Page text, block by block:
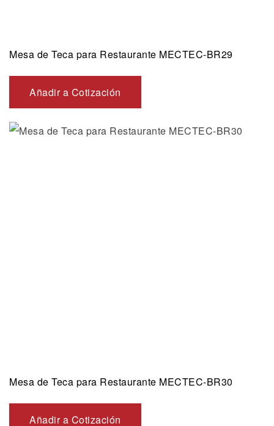
Mesa de Teca para Restaurante MECTEC-BR29
Añadir a Cotización
Mesa de Teca para Restaurante MECTEC-BR30
Añadir a Cotización